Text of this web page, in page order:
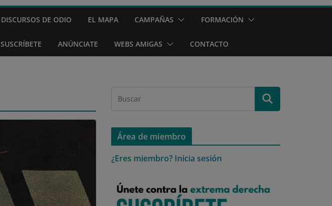
DISCURSOS DE ODIO EL MAPA CAMPAÑAS FORMACIÓN
SUSCRÍBETE ANÚNCIATE WEBS AMIGAS CONTACTO
Área de miembro
¿Eres miembro? Inicia sesión